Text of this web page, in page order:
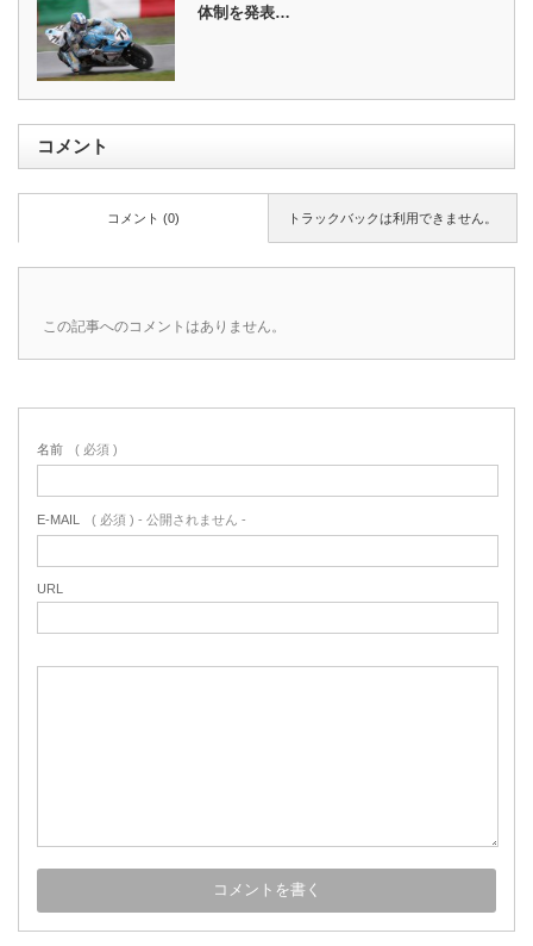
体制を発表…
コメント
トラックバックは利用できません。
コメント (0)
この記事へのコメントはありません。
名前 ( 必須 )
E-MAIL ( 必須 ) - 公開されません -
URL